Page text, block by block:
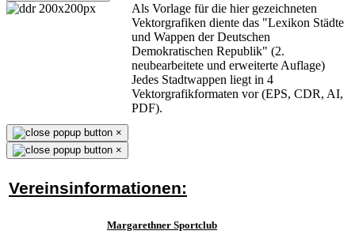
Als Vorlage für die hier gezeichneten
Vektorgrafiken diente das "Lexikon Städte
und Wappen der Deutschen
Demokratischen Republik" (2.
neubearbeitete und erweiterte Auflage)
Jedes Stadtwappen liegt in 4
Vektorgrafikformaten vor (EPS, CDR, AI,
PDF).
×
×
Vereinsinformationen:
Margarethner Sportclub